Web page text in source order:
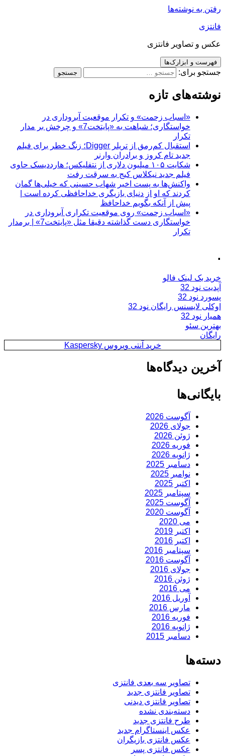
رفتن به نوشته‌ها
فانتزی
عکس و تصاویر فانتزی
فهرست و ابزارک‌ها
جستجو برای:
نوشته‌های تازه
«اسباب زحمت» و تکرار موقعیت آبروداری در
خواستگاری؛ شباهت به «پایتخت7» و چرخش بر مدار
تکرار
استقبال کم‌رمق از تریلر Digger؛ زنگ خطر برای فیلم
جدید تام کروز و برادران وارنر
شکایت ۱۰۵ میلیون دلاری از نتفلیکس؛ هارددیسک حاوی
فیلم جدید نیکلاس کیج به سرقت رفت
واکنش‌ها به پست اخیر شهاب حسینی که خیلی‌ها گمان
کردند که او از دنیای بازیگری خداحافظی کرده است |
پیش از آنکه بگویم خداحافظ
«اسباب زحمت» روی موقعیت تکراری آبروداری در
خواستگاری دست گذاشته دقیقا مثل «پایتخت7» | برمدار
تکرار
.
خرید بک لینک فالو
آپدیت نود 32
پسورد نود 32
اوکلی لایسنس رایگان نود 32
همیار نود 32
بهترین سئو
رایگان
خرید آنتی ویروس Kaspersky
آخرین دیدگاه‌ها
بایگانی‌ها
آگوست 2026
جولای 2026
ژوئن 2026
فوریه 2026
ژانویه 2026
دسامبر 2025
نوامبر 2025
اکتبر 2025
سپتامبر 2025
آگوست 2025
آگوست 2020
می 2020
اکتبر 2019
اکتبر 2016
سپتامبر 2016
آگوست 2016
جولای 2016
ژوئن 2016
می 2016
آوریل 2016
مارس 2016
فوریه 2016
ژانویه 2016
دسامبر 2015
دسته‌ها
تصاویر سه بعدی فانتزی
تصاویر فانتزی جدید
تصاویر فانتزی دیدنی
دسته‌بندی نشده
طرح فانتزی جدید
عکس اینستاگرام جدید
عکس فانتزی بازیگران
عکس فانتزی پسر